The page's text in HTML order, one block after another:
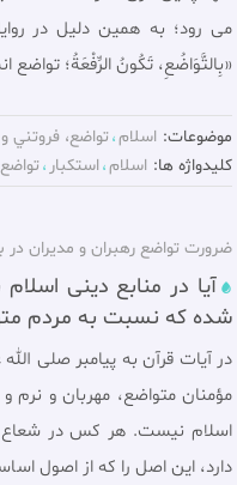
مى رود؛ به همين دليل در
«بِالتَّوَاضُعِ، تَكُونُ الرِّفْعَةُ؛ تواضع
موضوعات: اسلام تواضع،
کلیدواژه ها: اسلام استکبار تواضع
ضرورت تواضع رهبران و مديران در
آيا در منابع دينی
شده که نسبت به مردم
در آيات قرآن به پيامبر صلی
مؤمنان متواضع، مهربان و نرم
اسلام نيست. هر كس در شعاع
دارد، اين اصل را كه از اصول